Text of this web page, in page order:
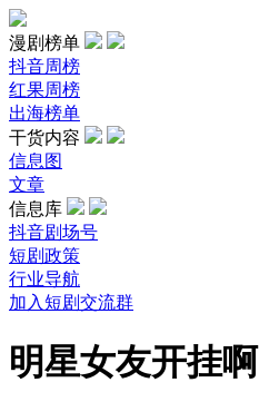
漫剧榜单
抖音周榜
红果周榜
出海榜单
干货内容
信息图
文章
信息库
抖音剧场号
短剧政策
行业导航
加入短剧交流群
明星女友开挂啊